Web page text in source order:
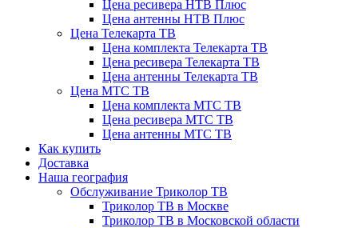
Цена ресивера НТВ Плюс
Цена антенны НТВ Плюс
Цена Телекарта ТВ
Цена комплекта Телекарта ТВ
Цена ресивера Телекарта ТВ
Цена антенны Телекарта ТВ
Цена МТС ТВ
Цена комплекта МТС ТВ
Цена ресивера МТС ТВ
Цена антенны МТС ТВ
Как купить
Доставка
Наша география
Обслуживание Триколор ТВ
Триколор ТВ в Москве
Триколор ТВ в Московской области